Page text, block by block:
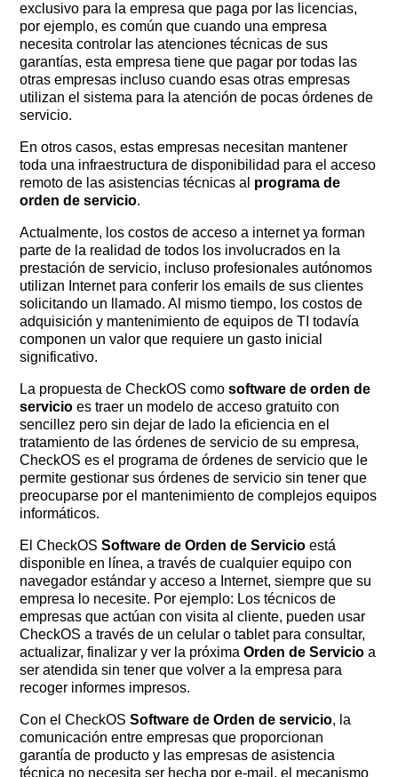
exclusivo para la empresa que paga por las licencias,
por ejemplo, es común que cuando una empresa
necesita controlar las atenciones técnicas de sus
garantías, esta empresa tiene que pagar por todas las
otras empresas incluso cuando esas otras empresas
utilizan el sistema para la atención de pocas órdenes de
servicio.
En otros casos, estas empresas necesitan mantener
toda una infraestructura de disponibilidad para el acceso
remoto de las asistencias técnicas al programa de
orden de servicio.
Actualmente, los costos de acceso a internet ya forman
parte de la realidad de todos los involucrados en la
prestación de servicio, incluso profesionales autónomos
utilizan Internet para conferir los emails de sus clientes
solicitando un llamado. Al mismo tiempo, los costos de
adquisición y mantenimiento de equipos de TI todavía
componen un valor que requiere un gasto inicial
significativo.
La propuesta de CheckOS comosoftware de orden de
servicio es traer un modelo de acceso gratuito con
sencillez pero sin dejar de lado la eficiencia en el
tratamiento de las órdenes de servicio de su empresa,
CheckOS es el programa de órdenes de servicio que le
permite gestionar sus órdenes de servicio sin tener que
preocuparse por el mantenimiento de complejos equipos
informáticos.
El CheckOSSoftware de Orden de Servicio está
disponible en línea, a través de cualquier equipo con
navegador estándar y acceso a Internet, siempre que su
empresa lo necesite. Por ejemplo: Los técnicos de
empresas que actúan con visita al cliente, pueden usar
CheckOS a través de un celular o tablet para consultar,
actualizar, finalizar y ver la próximaOrden de Servicio a
ser atendida sin tener que volver a la empresa para
recoger informes impresos.
Con el CheckOSSoftware de Orden de servicio, la
comunicación entre empresas que proporcionan
garantía de producto y las empresas de asistencia
técnica no necesita ser hecha por e-mail, el mecanismo